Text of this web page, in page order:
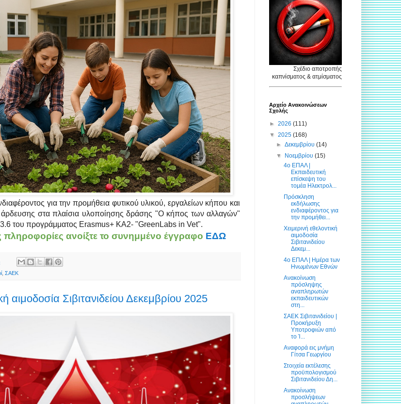
για την προμήθεια φυτικού υλικού, εργαλείων κήπου και
άρδευσης στα πλαίσια υλοποίησης δράσης "Ο κήπος των αλλαγών"
του προγράμματος Erasmus+ KA2- "GreenLabs in Vet".
πληροφορίες ανοίξτε το συνημμένο έγγραφο ΕΔΩ
, ΣΑΕΚ
αιμοδοσία Σιβιτανιδείου Δεκεμβρίου 2025
Σχέδιο αποτροπής
καπνίσματος & ατμίσματος
Αρχείο Ανακοινώσεων
Σχολής
► 2026 (111)
▼ 2025 (168)
►Δεκεμβρίου(14)
▼ Νοεμβρίου(15)
4ο ΕΠΑΛ |
Εκπαιδευτική
επίσκεψη του
τομέα Ηλεκτρολ...
Πρόσκληση
εκδήλωσης
ενδιαφέροντος για
την προμήθει...
Χειμερινή εθελοντική
αιμοδοσία
Σιβιτανιδείου
Δεκεμ...
4ο ΕΠΑΛ | Ημέρα των
Ηνωμένων Εθνών
Ανακοίνωση
πρόσληψης
αναπληρωτών
εκπαιδευτικών
στη...
ΣΑΕΚ Σιβιτανιδείου |
Προκήρυξη
Υποτροφιών από
το Ί...
Αναφορά εις μνήμη
Γίτσα Γεωργίου
Στοιχεία εκτέλεσης
προϋπολογισμού
Σιβιτανιδείου Δη...
Ανακοίνωση
προσλήψεων